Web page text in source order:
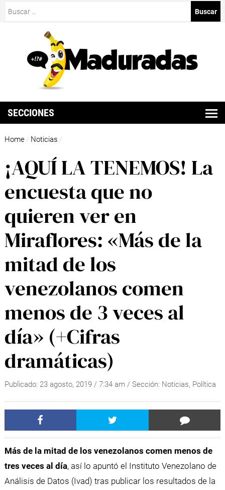
SECCIONES
Home / Noticias /
¡AQUÍ LA TENEMOS! La
encuesta que no
quieren ver en
Miraflores: «Más de la
mitad de los
venezolanos comen
menos de 3 veces al
día» (+Cifras
dramáticas)
Publicado: 23 agosto, 2019/ 7:34 am / Sección: Noticias, Política
Más de la mitad de los venezolanos comen menos de
tres veces al día, así lo apuntó el Instituto Venezolano de
Análisis de Datos (Ivad) tras publicar los resultados de la